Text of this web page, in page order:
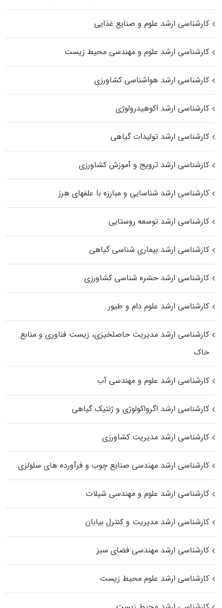
کارشناسی ارشد علوم و صنایع غذایی
کارشناسی ارشد علوم و مهندسی محیط زیست
کارشناسی ارشد هواشناسی کشاورزی
کارشناسی ارشد اکوهیدرولوژی
کارشناسی ارشد تولیدات گیاهی
کارشناسی ارشد ترویج و آموزش کشاورزی
کارشناسی ارشد شناسایی و مبارزه با علفهای هرز
کارشناسی ارشد توسعه روستایی
کارشناسی ارشد بیماری‌ شناسی گیاهی
کارشناسی ارشد حشره‌ شناسی کشاورزی
کارشناسی ارشد علوم دام و طیور
کارشناسی ارشد مدیریت حاصلخیزی، زیست فناوری و منابع
خاک
کارشناسی ارشد علوم و مهندسی آب
کارشناسی ارشد اگرواکولوژی و ژنتیک گیاهی
کارشناسی ارشد مدیریت کشاورزی
کارشناسی ارشد مهندسی صنایع چوب و فرآورده‌ های سلولزی
کارشناسی ارشد علوم و مهندسی شیلات
کارشناسی ارشد مدیریت و کنترل بیابان
کارشناسی ارشد مهندسی فضای سبز
کارشناسی ارشد علوم محیط‌ زیست